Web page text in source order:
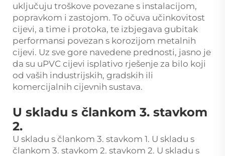
uključuju troškove povezane s instalacijom,
popravkom i zastojom. To očuva učinkovitost
cijevi, a time i protoka, te izbjegava gubitak
performansi povezan s korozijom metalnih
cijevi. Uz sve gore navedene prednosti, jasno je
da su uPVC cijevi isplativo rješenje za bilo koji
od vaših industrijskih, gradskih ili
komercijalnih cijevnih sustava.
U skladu s člankom 3. stavkom
2.
U skladu s člankom 3. stavkom 1. U skladu s
člankom 3. stavkom 2. stavkom 2. U skladu s